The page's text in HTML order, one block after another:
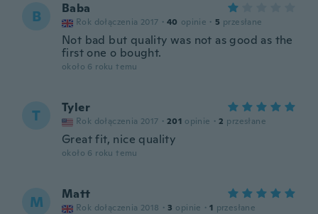
B Baba
Rok dołączenia 2017 · 40 opinie · 5 przesłane
Not bad but quality was not as good as the
first one o bought.
około 6 roku temu
T Tyler
Rok dołączenia 2017 · 201 opinie · 2 przesłane
Great fit, nice quality
około 6 roku temu
M Matt
Rok dołączenia 2018 · 3 opinie · 1 przesłane